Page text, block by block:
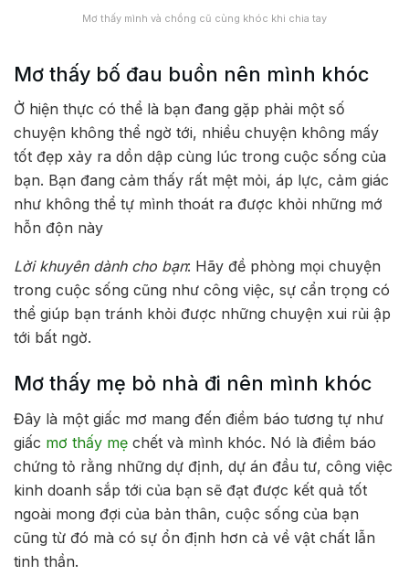
Mơ thấy mình và chồng cũ cùng khóc khi chia tay
Mơ thấy bố đau buồn nên mình khóc
Ở hiện thực có thể là bạn đang gặp phải một số
chuyện không thể ngờ tới, nhiều chuyện không mấy
tốt đẹp xảy ra dồn dập cùng lúc trong cuộc sống của
bạn. Bạn đang cảm thấy rất mệt mỏi, áp lực, cảm giác
như không thể tự mình thoát ra được khỏi những mớ
hỗn độn này
Lời khuyên dành cho bạn: Hãy đề phòng mọi chuyện
trong cuộc sống cũng như công việc, sự cẩn trọng có
thể giúp bạn tránh khỏi được những chuyện xui rủi ập
tới bất ngờ.
Mơ thấy mẹ bỏ nhà đi nên mình khóc
Đây là một giấc mơ mang đến điềm báo tương tự như
giấc mơ thấy mẹ chết và mình khóc. Nó là điềm báo
chứng tỏ rằng những dự định, dự án đầu tư, công việc
kinh doanh sắp tới của bạn sẽ đạt được kết quả tốt
ngoài mong đợi của bản thân, cuộc sống của bạn
cũng từ đó mà có sự ổn định hơn cả về vật chất lẫn
tinh thần.